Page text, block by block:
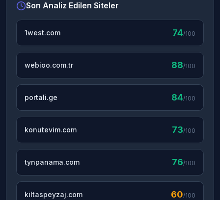
Son Analiz Edilen Siteler
1west.com 74/100
webioo.com.tr 88/100
portali.ge 84/100
konutevim.com 73/100
tynpanama.com 76/100
kiltaspeyzaj.com 60/100